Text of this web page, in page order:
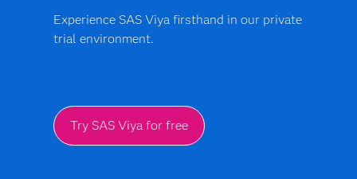
Experience SAS Viya firsthand in our private
trial environment.
Try SAS Viya for free